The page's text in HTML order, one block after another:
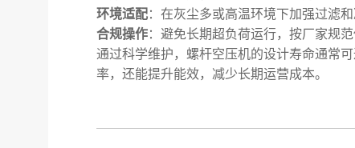
环境适配：在灰尘多或高温环境下加强过滤和
合规操作：避免长期超负荷运行，按厂家规范
通过科学维护，螺杆空压机的设计寿命通常
率，还能提升能效，减少长期运营成本。